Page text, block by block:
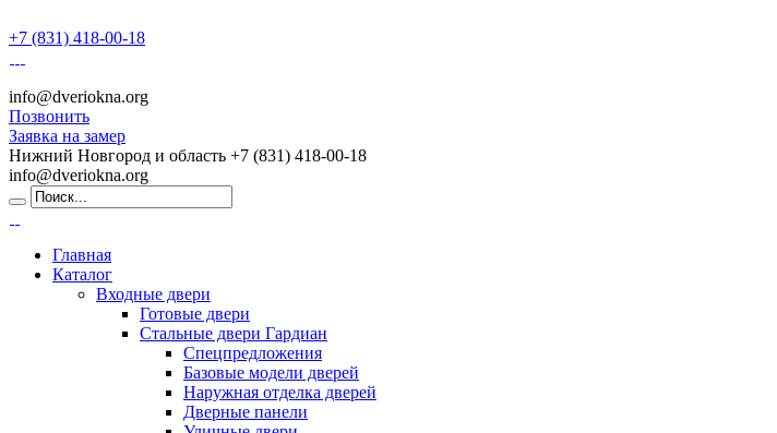
+7 (831) 418-00-18
info@dveriokna.org
Позвонить
Заявка на замер
Нижний Новгород и область +7 (831) 418-00-18
info@dveriokna.org
Главная
Каталог
Входные двери
Готовые двери
Стальные двери Гардиан
Спецпредложения
Базовые модели дверей
Наружная отделка дверей
Дверные панели